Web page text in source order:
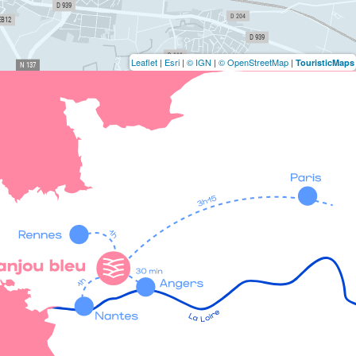
Leaflet | Esri | © IGN | © OpenStreetMap | TouristicMaps